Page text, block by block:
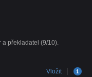
a překladatel (9/10).
Vložit